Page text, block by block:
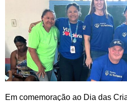
Em comemoração ao Dia das